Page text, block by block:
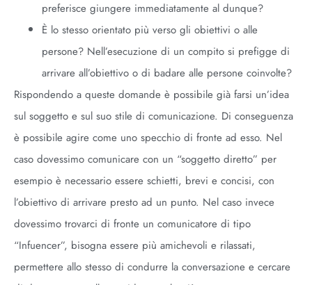
preferisce giungere immediatamente al dunque?
È lo stesso orientato più verso gli obiettivi o alle
persone? Nell’esecuzione di un compito si prefigge di
arrivare all’obiettivo o di badare alle persone coinvolte?
Rispondendo a queste domande è possibile già farsi un’idea
sul soggetto e sul suo stile di comunicazione. Di conseguenza
è possibile agire come uno specchio di fronte ad esso. Nel
caso dovessimo comunicare con un “soggetto diretto” per
esempio è necessario essere schietti, brevi e concisi, con
l’obiettivo di arrivare presto ad un punto. Nel caso invece
dovessimo trovarci di fronte un comunicatore di tipo
“Infuencer”, bisogna essere più amichevoli e rilassati,
permettere allo stesso di condurre la conversazione e cercare